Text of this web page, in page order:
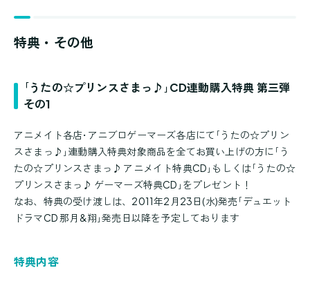
特典・その他
｢うたの☆プリンスさまっ♪｣CD連動購入特典 第三弾
その1
アニメイト各店･アニブロゲーマーズ各店にて｢うたの☆プリン
スさまっ♪｣連動購入特典対象商品を全てお買い上げの方に｢う
たの☆プリンスさまっ♪ アニメイト特典CD｣もしくは｢うたの☆
プリンスさまっ♪ ゲーマーズ特典CD｣をプレゼント！
なお、特典の受け渡しは、2011年2月23日(水)発売｢デュエット
ドラマCD 那月&翔｣発売日以降を予定しております
特典内容